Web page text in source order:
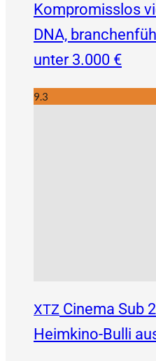
Kompromisslos
DNA,
unter 3.000 €
9.3
XTZ Cinema Sub
Heimkino-Bulli